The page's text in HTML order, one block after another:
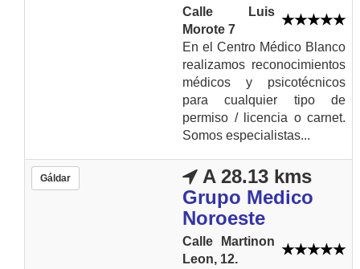
Calle Luis
Morote 7
En el Centro Médico Blanco
realizamos reconocimientos
médicos y psicotécnicos
para cualquier tipo de
permiso / licencia o carnet.
Somos especialistas...
Gáldar
A 28.13 kms
Grupo Medico
Noroeste
Calle Martinon
Leon, 12.